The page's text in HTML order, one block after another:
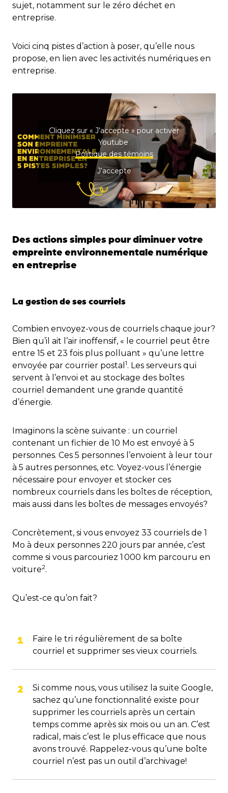
sujet, notamment sur le zéro déchet en
entreprise.
Voici cinq pistes d’action à poser, qu’elle nous
propose, en lien avec les activités numériques en
entreprise.
Cliquez sur « J’accepte » pour activer
Youtube
Politique des témoins
J’accepte
Des actions simples pour diminuer votre
empreinte environnementale numérique
en entreprise
La gestion de ses courriels
Combien envoyez-vous de courriels chaque jour?
Bien qu’il ait l’air inoffensif, « le courriel peut être
entre 15 et 23 fois plus polluant » qu’une lettre
envoyée par courrier postal 1. Les serveurs qui
servent à l’envoi et au stockage des boîtes
courriel demandent une grande quantité
d’énergie.
Imaginons la scène suivante : un courriel
contenant un fichier de 10 Mo est envoyé à 5
personnes. Ces 5 personnes l’envoient à leur tour
à 5 autres personnes, etc. Voyez-vous l’énergie
nécessaire pour envoyer et stocker ces
nombreux courriels dans les boîtes de réception,
mais aussi dans les boîtes de messages envoyés?
Concrètement, si vous envoyez 33 courriels de 1
Mo à deux personnes 220 jours par année, c’est
comme si vous parcouriez 1 000 km parcouru en
voiture2.
Qu’est-ce qu’on fait?
Faire le tri régulièrement de sa boîte
courriel et supprimer ses vieux courriels.
Si comme nous, vous utilisez la suite Google,
sachez qu’une fonctionnalité existe pour
supprimer les courriels après un certain
temps comme après six mois ou un an. C’est
radical, mais c’est le plus efficace que nous
avons trouvé. Rappelez-vous qu’une boîte
courriel n’est pas un outil d’archivage!